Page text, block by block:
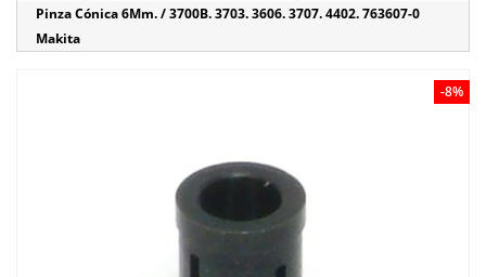
Pinza Cónica 6Mm. / 3700B. 3703. 3606. 3707. 4402. 763607-0
Makita
-8%